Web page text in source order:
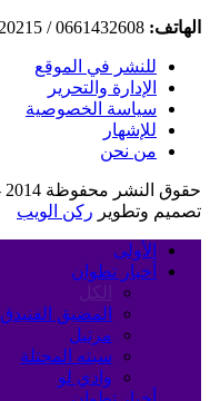
الهاتف: 0661432608 / 0610120215
للنشر في الموقع
الإدارة والتحرير
سياسة الخصوصية
للإشهار
من نحن
حقوق النشر محفوظة 2014 - 2026 © راديو تطوان
تصميم وتطوير ركن الويب
الأولى
أخبار تطوان
الكل
المضيق الفنيدق
مرتيل
سبته المحتلة
وادي لو